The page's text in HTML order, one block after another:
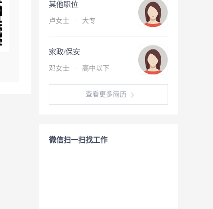
其他职位
卢女士 · 大专
家政/保安
邓女士 · 高中以下
查看更多简历
微信扫一扫找工作